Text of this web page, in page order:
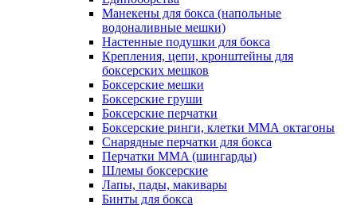
Манекены для бокса (напольные
водоналивные мешки)
Настенные подушки для бокса
Крепления, цепи, кронштейны для
боксерских мешков
Боксерские мешки
Боксерские груши
Боксерские перчатки
Боксерские ринги, клетки ММА октагоны
Снарядные перчатки для бокса
Перчатки MMA (шингарды)
Шлемы боксерские
Лапы, пады, макивары
Бинты для бокса